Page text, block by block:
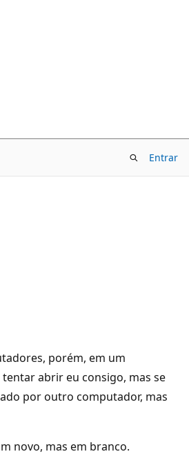
Entrar
porém, em um
abrir eu consigo, mas se
por outro computador, mas
novo, mas em branco.